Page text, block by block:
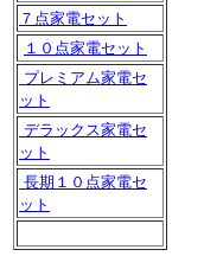
７点家電セット
１０点家電セット
プレミアム家電セ
ット
デラックス家電セ
ット
長期１０点家電セ
ット